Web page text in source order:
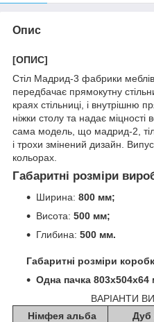
Опис
[ОПИС]
Стіл Мадрид-3 фабрики
передбачає прямокутну
краях стільниці, і внутрішню
ніжки столу та надає міцності
сама модель, що мадрид-2,
і трохи змінений дизайн.
кольорах.
Габаритні розміри
Ширина: 800 мм;
Висота: 500 мм;
Глибина: 500 мм.
Габаритні розміри
Одна пачка 803х504х64
ВАРІАНТИ
Німфея альба
Дуб